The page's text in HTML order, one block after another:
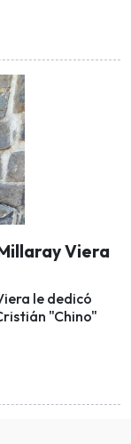
Viera
le dedicó
"Chino"